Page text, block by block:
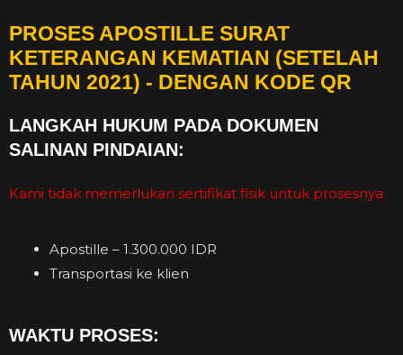
PROSES APOSTILLE SURAT
KETERANGAN KEMATIAN (SETELAH
TAHUN 2021) - DENGAN KODE QR
LANGKAH HUKUM PADA DOKUMEN
SALINAN PINDAIAN:
Kami tidak memerlukan sertifikat fisik untuk prosesnya.
Apostille – 1.300.000 IDR
Transportasi ke klien
WAKTU PROSES: